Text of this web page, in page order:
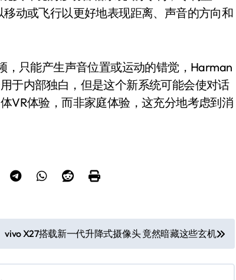
动或飞行以更好地表现距离、声音的方向和
只能产生声音位置或运动的错觉，Harman
于内部独白，但是这个新系统可能会使对话
VR体验，而非家庭体验，这充分地考虑到消
vivo X27搭载新一代升降式摄像头 竟然暗藏这些玄机